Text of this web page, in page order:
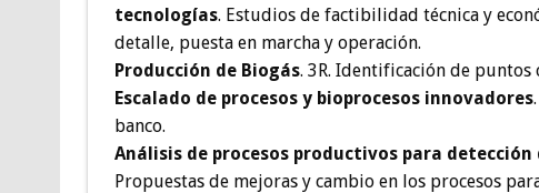
tecnologías. Estudios de factibilidad técnica y
detalle, puesta en marcha y operación.
Producción de Biogás. 3R. Identificación de
Escalado de procesos y bioprocesos innovadores
banco.
Análisis de procesos productivos para
Propuestas de mejoras y cambio en los procesos